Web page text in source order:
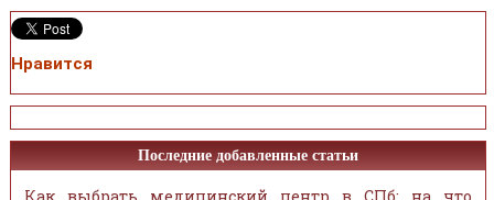
Нравится
Последние добавленные статьи